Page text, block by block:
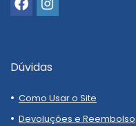
Dúvidas
Como Usar o Site
Devoluções e Reembolso